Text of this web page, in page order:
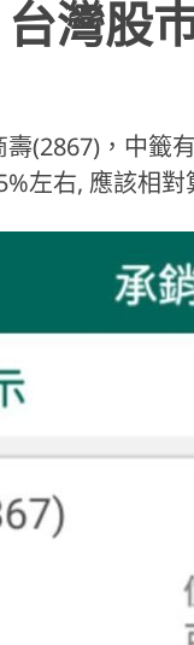
灣股
(2867)，中籤
左右, 應該相對